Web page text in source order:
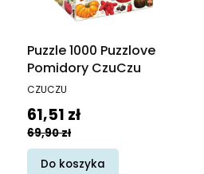
Puzzle 1000 Puzzlove
Pomidory CzuCzu
PRODUCENT
CZUCZU
Cena promocyjna
61,51 zł
69,90 zł
Do koszyka